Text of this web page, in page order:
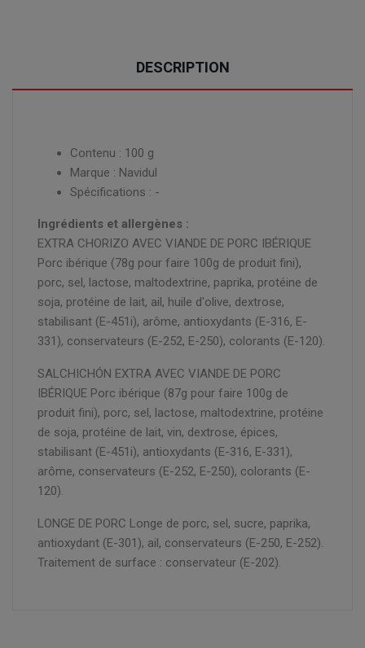
DESCRIPTION
Contenu : 100 g
Marque : Navidul
Spécifications : -
Ingrédients et allergènes :
EXTRA CHORIZO AVEC VIANDE DE PORC IBÉRIQUE
Porc ibérique (78g pour faire 100g de produit fini),
porc, sel, lactose, maltodextrine, paprika, protéine de
soja, protéine de lait, ail, huile d'olive, dextrose,
stabilisant (E-451i), arôme, antioxydants (E-316, E-
331), conservateurs (E-252, E-250), colorants (E-120).
SALCHICHÓN EXTRA AVEC VIANDE DE PORC
IBÉRIQUE Porc ibérique (87g pour faire 100g de
produit fini), porc, sel, lactose, maltodextrine, protéine
de soja, protéine de lait, vin, dextrose, épices,
stabilisant (E-451i), antioxydants (E-316, E-331),
arôme, conservateurs (E-252, E-250), colorants (E-
120).
LONGE DE PORC Longe de porc, sel, sucre, paprika,
antioxydant (E-301), ail, conservateurs (E-250, E-252).
Traitement de surface : conservateur (E-202).